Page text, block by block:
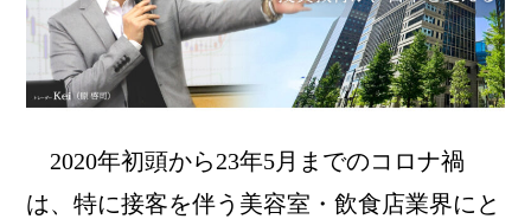
2020年初頭から23年5月までのコロナ禍
は、特に接客を伴う美容室・飲食店業界にと